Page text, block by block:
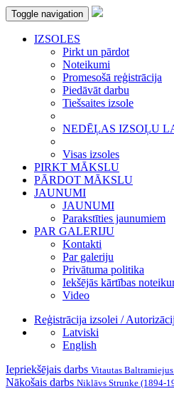
Toggle navigation
IZSOLES
Pirkt un pārdot
Noteikumi
Promesošā reģistrācija
Piedāvāt darbu
Tiešsaites izsole
NEDĒĻAS IZSOĻU
Visas izsoles
PIRKT MĀKSLU
PĀRDOT MĀKSLU
JAUNUMI
JAUNUMI
Parakstīties jaunumiem
PAR GALERIJU
Kontakti
Par galeriju
Privātuma politika
Iekšējās kārtības
Video
Reģistrācija izsolei /
Latviski
English
Iepriekšējais darbs Vitautas
Nākošais darbs Niklāvs Strunke (1894-